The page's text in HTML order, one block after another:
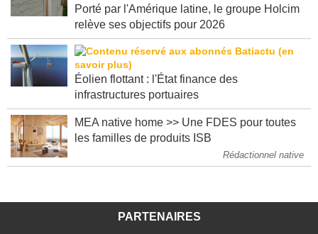
Porté par l'Amérique latine, le groupe Holcim
Éolien flottant : l'État finance des
MEA native home >> Une FDES pour toutes
Rédactionnel native